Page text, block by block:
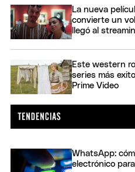
La nueva
convierte un
llegó al
Este western
series más
Prime Video
WhatsApp:
electrónico